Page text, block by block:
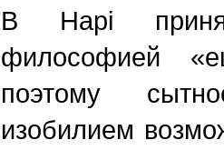
В Hapi
философией
поэтому
изобилием